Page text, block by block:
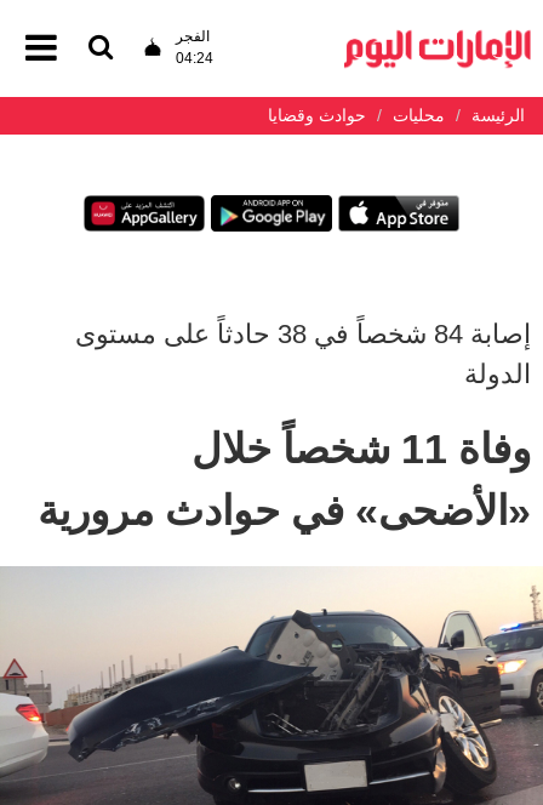
الفجر
04:24
الرئيسة محليات حوادث وقضايا
إصابة 84 شخصاً في 38 حادثاً على مستوى
الدولة
وفاة 11 شخصاً خلال
«الأضحى» في حوادث مرورية